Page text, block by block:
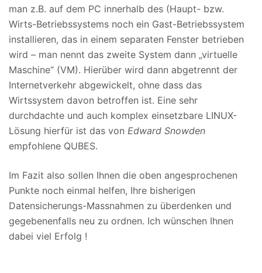
man z.B. auf dem PC innerhalb des (Haupt- bzw.
Wirts-Betriebssystems noch ein Gast-Betriebssystem
installieren, das in einem separaten Fenster betrieben
wird – man nennt das zweite System dann „virtuelle
Maschine“ (VM). Hierüber wird dann abgetrennt der
Internetverkehr abgewickelt, ohne dass das
Wirtssystem davon betroffen ist. Eine sehr
durchdachte und auch komplex einsetzbare LINUX-
Lösung hierfür ist das von Edward Snowden
empfohlene QUBES.
Im Fazit also sollen Ihnen die oben angesprochenen
Punkte noch einmal helfen, Ihre bisherigen
Datensicherungs-Massnahmen zu überdenken und
gegebenenfalls neu zu ordnen. Ich wünschen Ihnen
dabei viel Erfolg !